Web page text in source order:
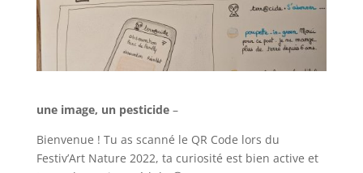
une image, un pesticide–
Bienvenue ! Tu as scanné le QR Code lors du
Festiv’Art Nature 2022, ta curiosité est bien active et